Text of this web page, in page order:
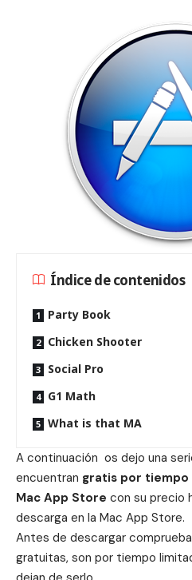
Índice de contenidos
Party Book
Chicken Shooter
Social Pro
G1 Math
What is that MA
A continuación os dejo una
encuentran gratis por tiempo
Mac App Store con su precio
descarga en la Mac App Store.
Antes de descargar
gratuitas, son por tiempo